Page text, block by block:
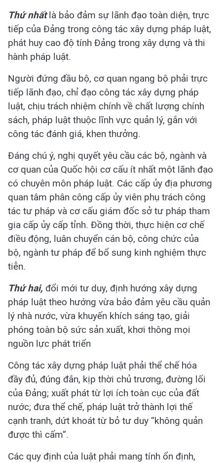
Thứ nhấtlà bảo đảm sự lãnh đạo toàn diện, trực
tiếp của Đảng trong công tác xây dựng pháp luật,
phát huy cao độ tính Đảng trong xây dựng và thi
hành pháp luật.
Người đứng đầu bộ, cơ quan ngang bộ phải trực
tiếp lãnh đạo, chỉ đạo công tác xây dựng pháp
luật, chịu trách nhiệm chính về chất lượng chính
sách, pháp luật thuộc lĩnh vực quản lý, gắn với
công tác đánh giá, khen thưởng.
Đáng chú ý, nghị quyết yêu cầu các bộ, ngành và
cơ quan của Quốc hội cơ cấu ít nhất một lãnh đạo
có chuyên môn pháp luật. Các cấp ủy địa phương
quan tâm phân công cấp ủy viên phụ trách công
tác tư pháp và cơ cấu giám đốc sở tư pháp tham
gia cấp ủy cấp tỉnh. Đồng thời, thực hiện cơ chế
điều động, luân chuyển cán bộ, công chức của
bộ, ngành tư pháp để bổ sung kinh nghiệm thực
tiễn.
Thứ hai, đổi mới tư duy, định hướng xây dựng
pháp luật theo hướng vừa bảo đảm yêu cầu quản
lý nhà nước, vừa khuyến khích sáng tạo, giải
phóng toàn bộ sức sản xuất, khơi thông mọi
nguồn lực phát triển
Công tác xây dựng pháp luật phải thể chế hóa
đầy đủ, đúng đắn, kịp thời chủ trương, đường lối
của Đảng; xuất phát từ lợi ích toàn cục của đất
nước; đưa thể chế, pháp luật trở thành lợi thế
cạnh tranh, dứt khoát từ bỏ tư duy “không quản
được thì cấm”.
Các quy định của luật phải mang tính ổn định,